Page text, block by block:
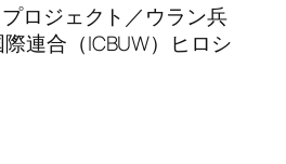
ロジェクト／ウラン兵
連合（ICBUW）ヒロシ